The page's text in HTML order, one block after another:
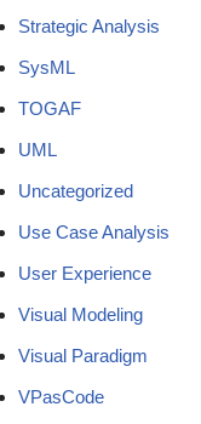
Strategic Analysis
SysML
TOGAF
UML
Uncategorized
Use Case Analysis
User Experience
Visual Modeling
Visual Paradigm
VPasCode